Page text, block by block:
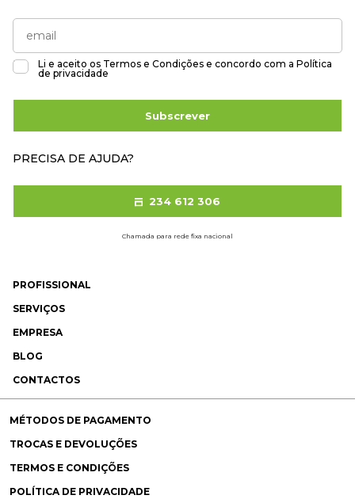
PROFISSIONAL
SERVIÇOS
EMPRESA
BLOG
CONTACTOS
MÉTODOS DE PAGAMENTO
TROCAS E DEVOLUÇÕES
TERMOS E CONDIÇÕES
POLÍTICA DE PRIVACIDADE
Li e aceito os Termos e Condições e concordo com a Política
de privacidade
Subscrever
PRECISA DE AJUDA?
234 612 306
Chamada para rede fixa nacional